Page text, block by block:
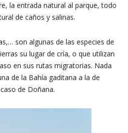
la entrada natural al parque, todo
de caños y salinas.
son algunas de las especies de
su lugar de cría, o que utilizan
en sus rutas migratorias. Nada
de la Bahía gaditana a la de
de Doñana.